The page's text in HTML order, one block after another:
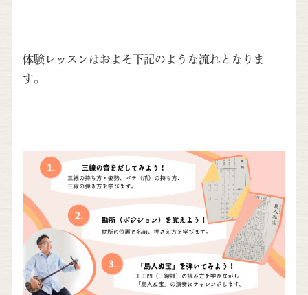
体験レッスンはおよそ下記のような流れとなりま
す。